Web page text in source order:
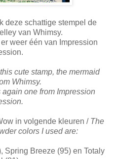
deze schattige stempel de
van Whimsy.
weer één van Impression
cute stamp, the mermaid
Whimsy.
one from Impression
in volgende kleuren / The
colors I used are:
Spring Breeze (95) en Totaly